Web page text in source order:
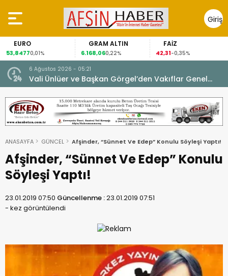
Giriş
Yap
EURO
53,84770,01%
GRAM ALTIN
6.168,060,22%
FAİZ
42,31-0,35%
6 Ağustos 2026 - 05:21
Vali Ünlüer ve Başkan Görgel’den Vakıflar Genel
Müdürlüğü’ne ziyaret.
ANASAYFA GÜNCEL Afşinder, “Sünnet Ve Edep” Konulu Söyleşi Yaptı!
Afşinder, “Sünnet Ve Edep” Konulu
Söyleşi Yaptı!
23.01.2019 07:50 Güncellenme :23.01.2019 07:51
- kez görüntülendi